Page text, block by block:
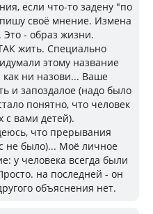
если что-то задену "по
своё мнение. Измена
Это - образ жизни.
жить. Специально
этому название
как ни назови... Ваше
и запоздалое (надо было
понятно, что человек
с вами детей).
что прерывания
не было)... Моё личное
у человека всегда были
на последней - он
объяснения нет.